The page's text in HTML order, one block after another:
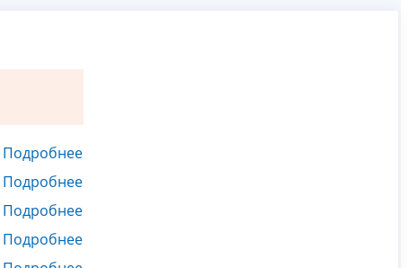
Подробнее
Подробнее
Подробнее
Подробнее